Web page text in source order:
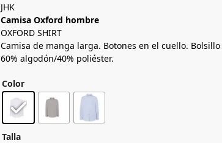
JHK
Camisa Oxford hombre
OXFORD SHIRT
Camisa de manga larga. Botones en el cuello.
60% algodón/40% poliéster.
Color
Talla